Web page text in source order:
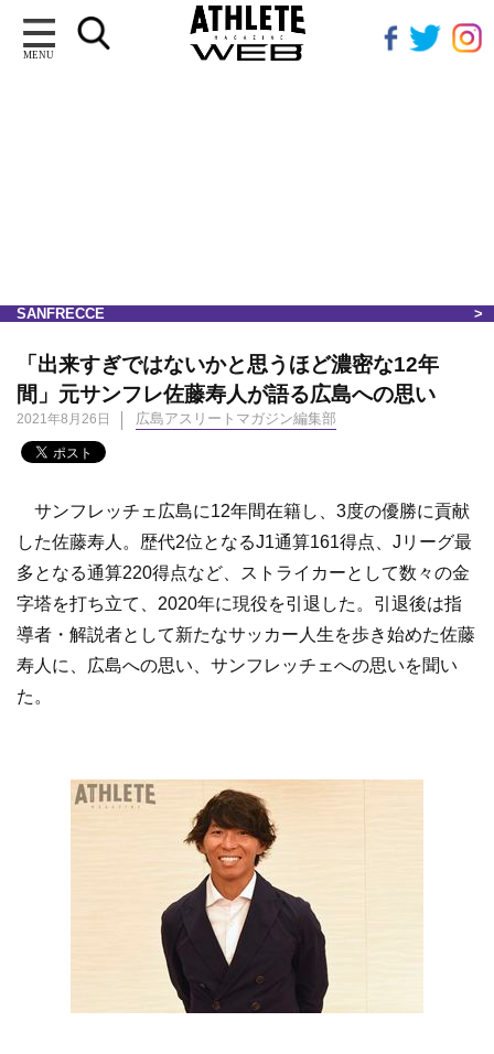
MENU
SANFRECCE
「出来すぎではないかと思うほど濃密な12年
間」元サンフレ佐藤寿人が語る広島への思い
2021年8月26日 広島アスリートマガジン編集部
サンフレッチェ広島に12年間在籍し、3度の優勝に貢献
した佐藤寿人。歴代2位となるJ1通算161得点、Jリーグ最
多となる通算220得点など、ストライカーとして数々の金
字塔を打ち立て、2020年に現役を引退した。引退後は指
導者・解説者として新たなサッカー人生を歩き始めた佐藤
寿人に、広島への思い、サンフレッチェへの思いを聞い
た。